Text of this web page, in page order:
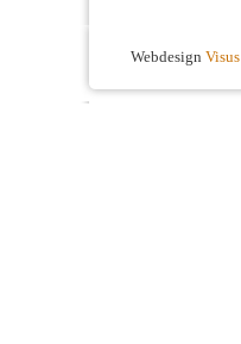
Webdesign Visus